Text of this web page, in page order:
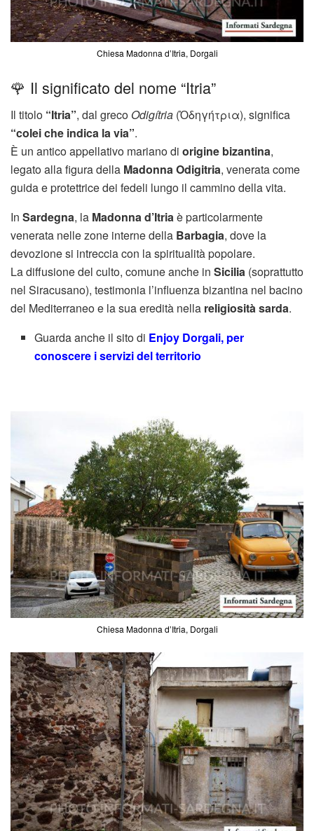
Chiesa Madonna d’Itria, Dorgali
🌹 Il significato del nome “Itria”
Il titolo “Itria”, dal greco Odigítria (Ὁδηγήτρια), significa
“colei che indica la via”.
È un antico appellativo mariano di origine bizantina,
legato alla figura della Madonna Odigitria, venerata come
guida e protettrice dei fedeli lungo il cammino della vita.
In Sardegna, la Madonna d’Itriaè particolarmente
venerata nelle zone interne della Barbagia, dove la
devozione si intreccia con la spiritualità popolare.
La diffusione del culto, comune anche in Sicilia (soprattutto
nel Siracusano), testimonia l’influenza bizantina nel bacino
del Mediterraneo e la sua eredità nella religiosità sarda.
Guarda anche il sito di Enjoy Dorgali, per
conoscere i servizi del territorio
Chiesa Madonna d’Itria, Dorgali